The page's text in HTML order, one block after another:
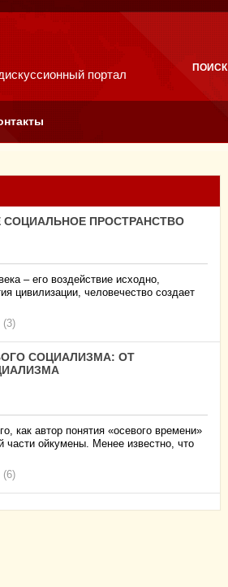
портал ПОИСК
СОЦИАЛЬНОЕ ПРОСТРАНСТВО
– его воздействие исходно,
цивилизации, человечество создает
(3)
СОЦИАЛИЗМА: ОТ
как автор понятия «осевого времени»
части ойкумены. Менее известно, что
(6)